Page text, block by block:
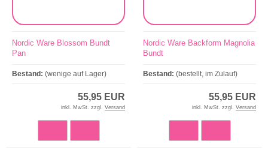
Nordic Ware Blossom Bundt
Pan
Bestand: (wenige auf Lager)
55,95 EUR
inkl. MwSt. zzgl. Versand
Nordic Ware Backform Magnolia
Bundt
Bestand: (bestellt, im Zulauf)
55,95 EUR
inkl. MwSt. zzgl. Versand